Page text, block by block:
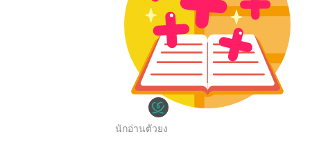
นักอ่านตัวยง